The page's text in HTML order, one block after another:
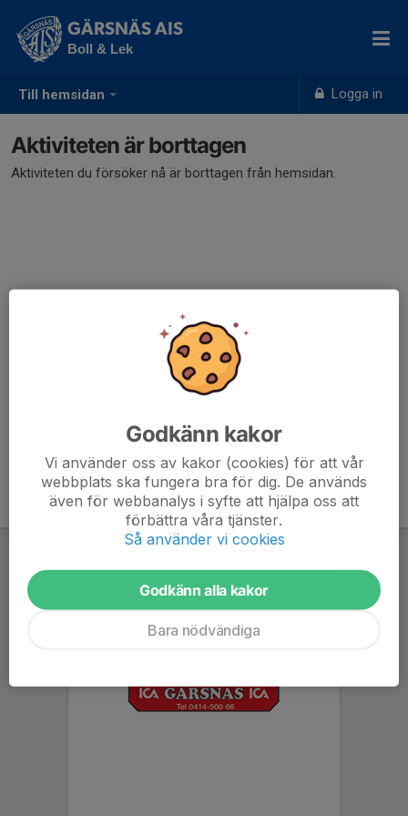
Till hemsidan Logga in
GÄRSNÄS AIS
Boll & Lek
Aktiviteten är borttagen
Aktiviteten du försöker nå är borttagen från hemsidan.
Godkänn kakor
Vi använder oss av kakor (cookies) för att vår
webbplats ska fungera bra för dig. De används
även för webbanalys i syfte att hjälpa oss att
förbättra våra tjänster.
Så använder vi cookies
Godkänn alla kakor
Bara nödvändiga